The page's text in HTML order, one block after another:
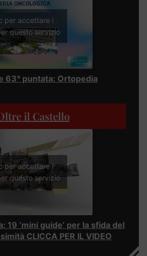
per accettare i
questo servizio
63° puntata: Ortopedia
il Castello
per accettare i
questo servizio
19 ‘mini guide’ per la sfida del
CLICCA PER IL VIDEO